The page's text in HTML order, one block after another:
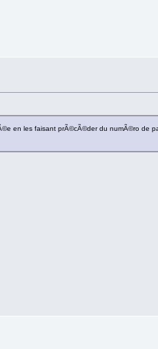
en les faisant prÃ©cÃ©der du numÃ©ro de